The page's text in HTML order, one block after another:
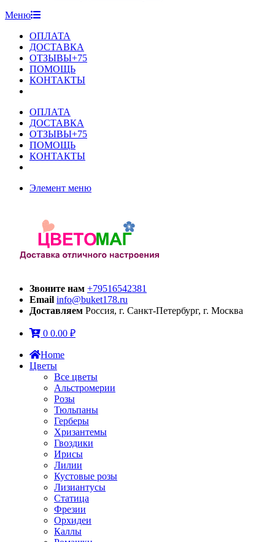
Меню
ОПЛАТА
ДОСТАВКА
ОТЗЫВЫ+75
ПОМОЩЬ
КОНТАКТЫ
ОПЛАТА
ДОСТАВКА
ОТЗЫВЫ+75
ПОМОЩЬ
КОНТАКТЫ
Элемент меню
Звоните нам +79516542381
Email info@buket178.ru
Доставляем Россия, г. Санкт-Петербург, г. Москва
0 0.00 ₽
Home
Цветы
Все цветы
Альстромерии
Розы
Тюльпаны
Герберы
Хризантемы
Гвоздики
Ирисы
Лилии
Кустовые розы
Лизиантусы
Статица
Фрезии
Орхидеи
Каллы